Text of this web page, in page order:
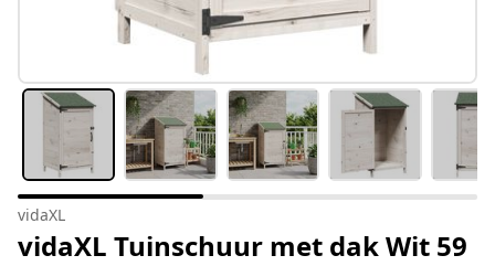
vidaXL
vidaXL Tuinschuur met dak Wit 59